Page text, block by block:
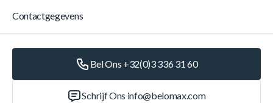
Contactgegevens
Bel Ons +32(0)3 336 31 60
Schrijf Ons info@belomax.com